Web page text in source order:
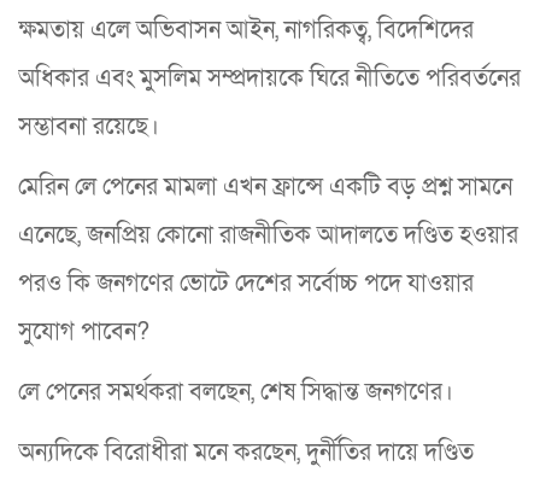
ক্ষমতায় এলে অভিবাসন আইন, নাগরিকত্ব, বিদেশিদের
অধিকার এবং মুসলিম সম্প্রদায়কে ঘিরে নীতিতে পরিবর্তনের
সম্ভাবনা রয়েছে।
মেরিন লে পেনের মামলা এখন ফ্রান্সে একটি বড় প্রশ্ন সামনে
এনেছে, জনপ্রিয় কোনো রাজনীতিক আদালতে দণ্ডিত হওয়ার
পরও কি জনগণের ভোটে দেশের সর্বোচ্চ পদে যাওয়ার
সুযোগ পাবেন?
লে পেনের সমর্থকরা বলছেন, শেষ সিদ্ধান্ত জনগণের।
অন্যদিকে বিরোধীরা মনে করছেন, দুর্নীতির দায়ে দণ্ডিত